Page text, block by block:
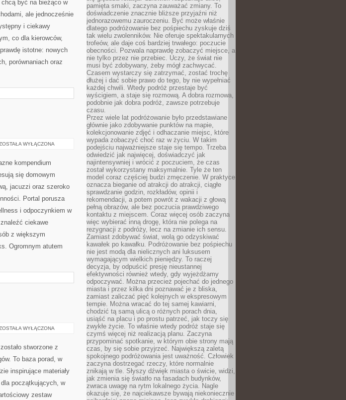
być na bieżąco w
ale jednocześnie
i ciekawy
co dla kierowców,
istotne: nowych
porównaniach oraz
WYŁĄCZONA
kompendium
się domowym
jacuzzi oraz szeroko
Portal porusza
i odpoczynkiem w
ciekawe
z większym
Ogromnym atutem
WYŁĄCZONA
stworzone z
To baza porad, w
inspirujące materiały
początkujących, w
zestaw
pamięta smaki, zaczyna zauważać zmiany. To
doświadczenie znacznie bliższe przyjaźni niż
jednorazowemu zauroczeniu. Być może właśnie
dlatego podróżowanie bez pośpiechu zyskuje dziś
tak wielu zwolenników. Nie oferuje spektakularnych
trofeów, ale daje coś bardziej trwałego: poczucie
obecności. Pozwala naprawdę zobaczyć miejsce, a
nie tylko przez nie przebiec. Uczy, że świat nie
musi być zdobywany, żeby mógł zachwycać.
Czasem wystarczy się zatrzymać, zostać trochę
dłużej i dać sobie prawo do tego, by nie wypełniać
każdej chwili. Wtedy podróż przestaje być
wyścigiem, a staje się rozmową. A dobra rozmowa,
podobnie jak dobra podróż, zawsze potrzebuje
czasu.
Przez wiele lat podróżowanie było przedstawiane
głównie jako zdobywanie punktów na mapie,
kolekcjonowanie zdjęć i odhaczanie miejsc, które
wypada zobaczyć choć raz w życiu. W takim
podejściu najważniejsze staje się tempo. Trzeba
odwiedzić jak najwięcej, doświadczyć jak
najintensywniej i wrócić z poczuciem, że czas
został wykorzystany maksymalnie. Tyle że ten
model coraz częściej budzi zmęczenie. W praktyce
oznacza bieganie od atrakcji do atrakcji, ciągłe
sprawdzanie godzin, rozkładów, opinii i
rekomendacji, a potem powrót z wakacji z głową
pełną obrazów, ale bez poczucia prawdziwego
kontaktu z miejscem. Coraz więcej osób zaczyna
więc wybierać inną drogę, która nie polega na
rezygnacji z podróży, lecz na zmianie ich sensu.
Zamiast zdobywać świat, wolą go odzyskiwać
kawałek po kawałku. Podróżowanie bez pośpiechu
nie jest modą dla nielicznych ani luksusem
wymagającym wielkich pieniędzy. To raczej
decyzja, by odpuścić presję nieustannej
efektywności również wtedy, gdy wyjeżdżamy
odpoczywać. Można przecież pojechać do jednego
miasta i przez kilka dni poznawać je z bliska,
zamiast zaliczać pięć kolejnych w ekspresowym
tempie. Można wracać do tej samej kawiarni,
chodzić tą samą ulicą o różnych porach dnia,
usiąść na placu i po prostu patrzeć, jak toczy się
zwykłe życie. To właśnie wtedy podróż staje się
czymś więcej niż realizacją planu. Zaczyna
przypominać spotkanie, w którym obie strony mają
czas, by się sobie przyjrzeć. Największą zaletą
spokojnego podróżowania jest uważność. Człowiek
zaczyna dostrzegać rzeczy, które normalnie
znikają w tle. Słyszy dźwięk miasta o świcie, widzi,
jak zmienia się światło na fasadach budynków,
zwraca uwagę na rytm lokalnego życia. Nagle
okazuje się, że najciekawsze bywają niekoniecznie